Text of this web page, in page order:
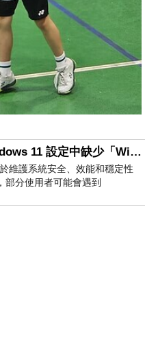
如何修復 Windows 11 設定中缺少「Windows 更新」？
維護系統安全、效能和穩定性
部分使用者可能會遇到
用程式中缺少「Windows 更